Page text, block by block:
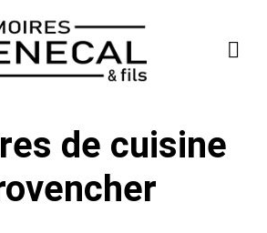
de cuisine